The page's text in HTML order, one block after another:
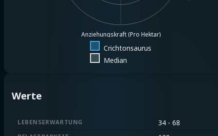
Anziehungskraft (Pro Hektar)
Crichtonsaurus
Median
Werte
LEBENSERWARTUNG 34 - 68